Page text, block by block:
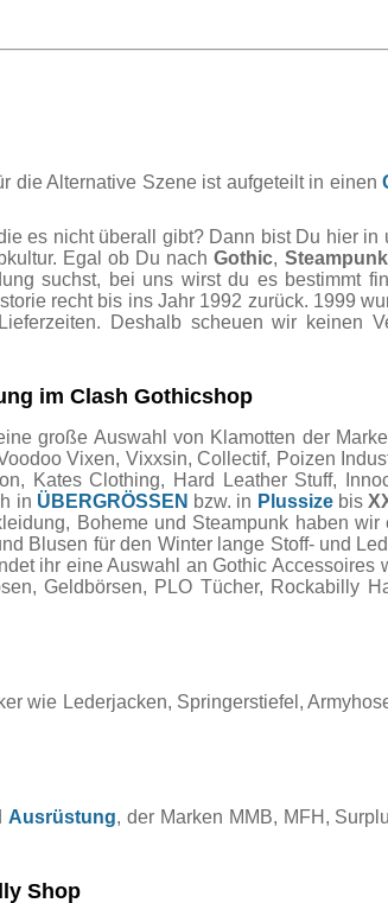
die Alternative Szene ist aufgeteilt in einen
es nicht überall gibt? Dann bist Du hier
Egal ob Du nachGothic, Steampunk
suchst, bei uns wirst du es bestimmt
recht bis ins Jahr 1992 zurück. 1999
Deshalb scheuen wir keinen
im Clash Gothicshop
große Auswahl von Klamotten der
Vixen, Vixxsin, Collectif, Poizen
Kates Clothing, Hard Leather Stuff,
in ÜBERGRÖSSEN bzw. in Plussizebis
Boheme und Steampunk haben
Blusen für den Winter lange Stoff- und
ihr eine Auswahl an Gothic Accessoires
Geldbörsen, PLO Tücher, Rockabilly
wie Lederjacken, Springerstiefel,
Ausrüstung, der Marken MMB, MFH,
Shop